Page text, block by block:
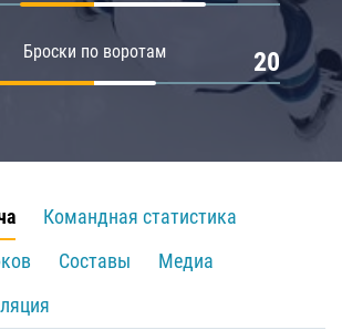
Броски по воротам 20
Командная статистика
Составы
Медиа